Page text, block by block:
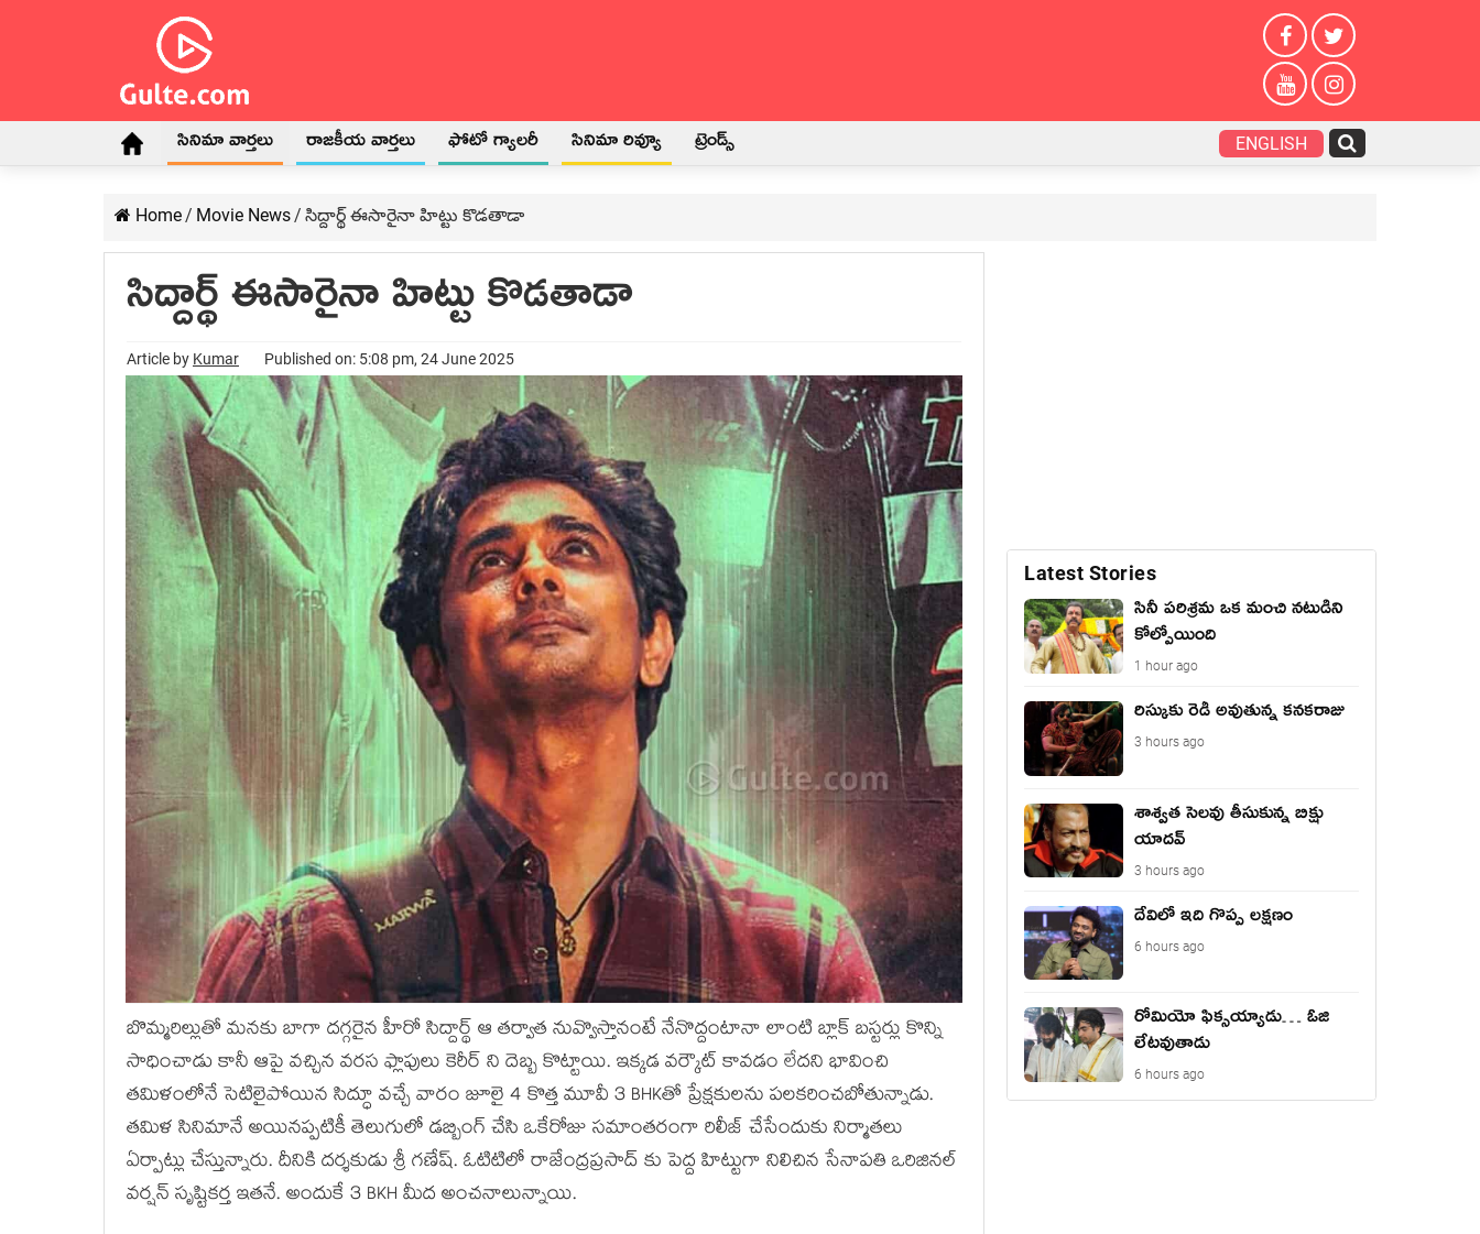
సినిమా వార్తలు రాజకీయ వార్తలు ఫోటో గ్యాలరీ సినిమా రివ్యూ ట్రెండ్స్ ENGLISH
Home/ Movie News/ సిద్దార్థ్ ఈసారైనా హిట్టు కొడతాడా
సిద్దార్థ్ ఈసారైనా హిట్టు కొడతాడా
Article by Kumar Published on: 5:08 pm, 24 June 2025
బొమ్మరిల్లుతో మనకు బాగా దగ్గరైన హీరో సిద్దార్థ్ ఆ తర్వాత నువ్వొస్తానంటే నేనొద్దంటానా లాంటి బ్లాక్ బస్టర్లు కొన్ని
సాధించాడు కానీ ఆపై వచ్చిన వరస ఫ్లాపులు కెరీర్ ని దెబ్బ కొట్టాయి. ఇక్కడ వర్కౌట్ కావడం లేదని భావించి
తమిళంలోనే సెటిలైపోయిన సిద్ధూ వచ్చే వారం జూలై 4 కొత్త మూవీ 3 BHKతో ప్రేక్షకులను పలకరించబోతున్నాడు.
తమిళ సినిమానే అయినప్పటికీ తెలుగులో డబ్బింగ్ చేసి ఒకేరోజు సమాంతరంగా రిలీజ్ చేసేందుకు నిర్మాతలు
ఏర్పాట్లు చేస్తున్నారు. దీనికి దర్శకుడు శ్రీ గణేష్. ఓటిటిలో రాజేంద్రప్రసాద్ కు పెద్ద హిట్టుగా నిలిచిన సేనాపతి ఒరిజినల్
వర్షన్ సృష్టికర్త ఇతనే. అందుకే 3 BKH మీద అంచనాలున్నాయి.
Latest Stories
సినీ పరిశ్రమ ఒక మంచి నటుడిని
కోల్పోయింది
1 hour ago
రిస్కుకు రెడీ అవుతున్న కనకరాజు
3 hours ago
శాశ్వత సెలవు తీసుకున్న బిక్షు
యాదవ్
3 hours ago
దేవిలో ఇది గొప్ప లక్షణం
6 hours ago
రోమియో ఫిక్సయ్యాడు… ఓజి
లేటవుతాడు
6 hours ago